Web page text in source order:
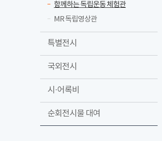
함께하는 독립운동 체험관
MR 독립영상관
특별전시
국외전시
시·어록비
순회전시물 대여